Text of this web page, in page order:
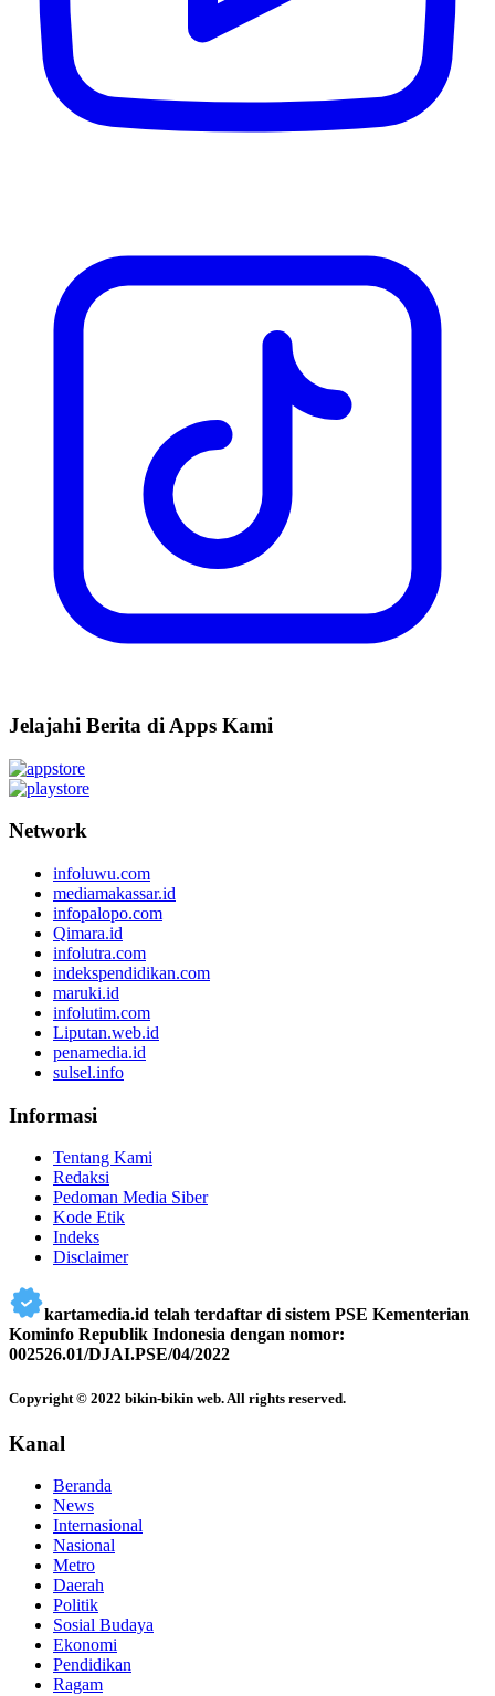
Jelajahi Berita di Apps Kami
Network
infoluwu.com
mediamakassar.id
infopalopo.com
Qimara.id
infolutra.com
indekspendidikan.com
maruki.id
infolutim.com
Liputan.web.id
penamedia.id
sulsel.info
Informasi
Tentang Kami
Redaksi
Pedoman Media Siber
Kode Etik
Indeks
Disclaimer
kartamedia.id telah terdaftar di sistem PSE Kementerian
Kominfo Republik Indonesia dengan nomor:
002526.01/DJAI.PSE/04/2022
Copyright © 2022 bikin-bikin web. All rights reserved.
Kanal
Beranda
News
Internasional
Nasional
Metro
Daerah
Politik
Sosial Budaya
Ekonomi
Pendidikan
Ragam